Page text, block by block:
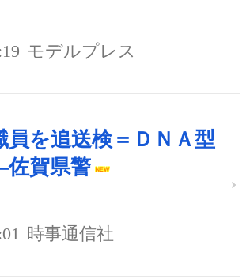
モデルプレス
員を追送検＝ＤＮＡ型
賀県警
時事通信社